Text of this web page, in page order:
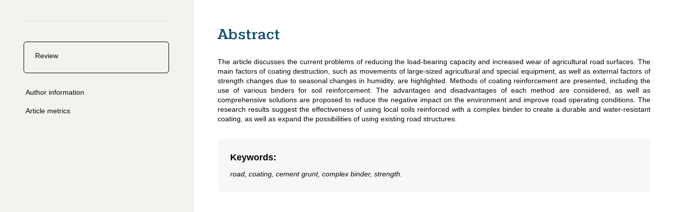
Review
Author information
Article metrics
Abstract
The article discusses the current problems of reducing the load-bearing capacity and increased wear of agricultural road surfaces. The
main factors of coating destruction, such as movements of large-sized agricultural and special equipment, as well as external factors of
strength changes due to seasonal changes in humidity, are highlighted. Methods of coating reinforcement are presented, including the
use of various binders for soil reinforcement. The advantages and disadvantages of each method are considered, as well as
comprehensive solutions are proposed to reduce the negative impact on the environment and improve road operating conditions. The
research results suggest the effectiveness of using local soils reinforced with a complex binder to create a durable and water-resistant
coating, as well as expand the possibilities of using existing road structures.
Keywords:
road, coating, cement grunt, complex binder, strength.